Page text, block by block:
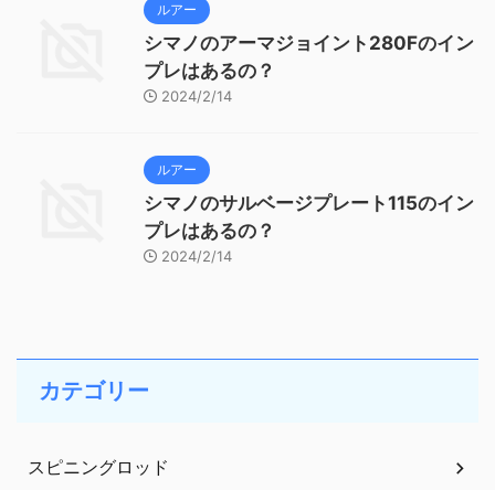
ルアー
シマノのアーマジョイント280Fのイン
プレはあるの？
2024/2/14
ルアー
シマノのサルベージプレート115のイン
プレはあるの？
2024/2/14
カテゴリー
スピニングロッド